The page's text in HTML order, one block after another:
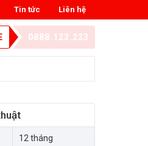
Liên hệ
Tin tức
0888.123.223
12 tháng